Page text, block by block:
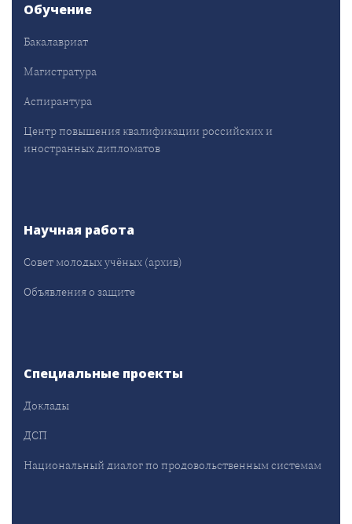
Обучение
Бакалавриат
Магистратура
Аспирантура
Центр повышения квалификации российских и
иностранных дипломатов
Научная работа
Совет молодых учёных (архив)
Объявления о защите
Специальные проекты
Доклады
ДСП
Национальный диалог по продовольственным системам